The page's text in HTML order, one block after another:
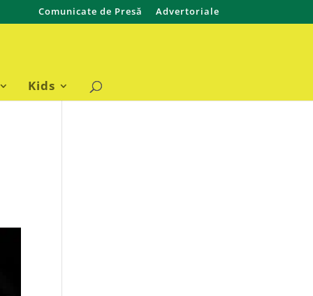
Comunicate de Presă Advertoriale
Kids